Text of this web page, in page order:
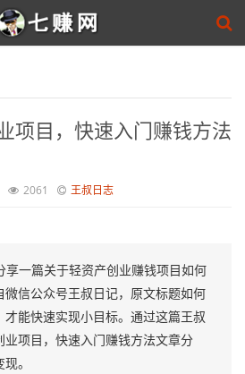
项目，快速入门赚钱方法
2061 王叔日志
享一篇关于轻资产创业赚钱项目如何
信公众号王叔日记，原文标题如何
能快速实现小目标。通过这篇王叔
业项目，快速入门赚钱方法文章分
。